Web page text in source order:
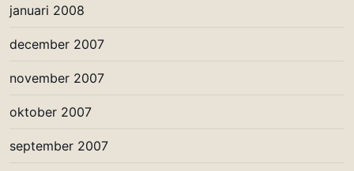
januari 2008
december 2007
november 2007
oktober 2007
september 2007